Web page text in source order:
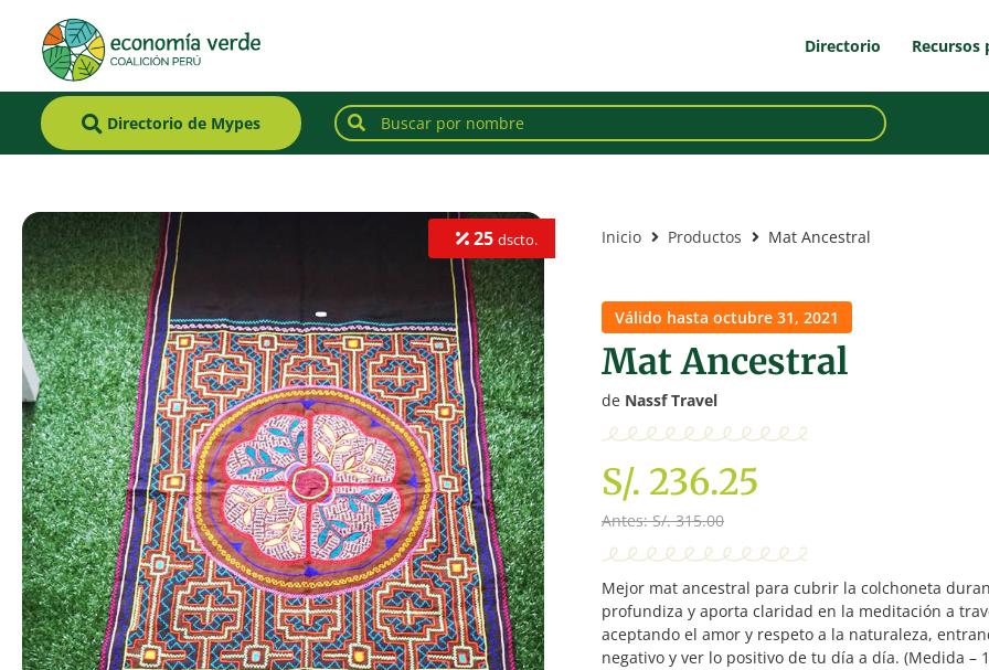
Directorio Recursos
Directorio de Mypes
S/. 25 dscto.
25 dscto. Inicio Productos Mat Ancestral
Válido hasta octubre 31, 2021
Mat Ancestral
de Nassf Travel
S/. 236.25
Antes: S/. 315.00
Mejor mat ancestral para cubrir la colchoneta
profundiza y aporta claridad en la meditación a
aceptando el amor y respeto a la naturaleza,
negativo y ver lo positivo de tu día a día. (Medida –